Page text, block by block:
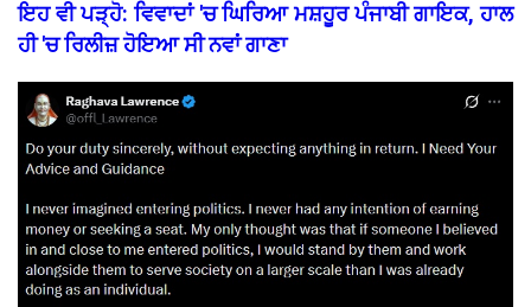
ਇਹ ਵੀ ਪੜ੍ਹੋ: ਵਿਵਾਦਾਂ 'ਚ ਘਿਰਿਆ ਮਸ਼ਹੂਰ ਪੰਜਾਬੀ ਗਾਇਕ, ਹਾਲ
ਹੀ 'ਚ ਰਿਲੀਜ਼ ਹੋਇਆ ਸੀ ਨਵਾਂ ਗਾਣਾ